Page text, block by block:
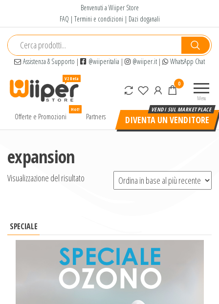
contenuto
Benvenuti a Wiiper Store
FAQ | Termini e condizioni | Dazi doganali
Assistenza & Supporto | @wiiperitalia | @wiiper.it| WhatsApp Chat
alta
Menu
0
Offerte e Promozioni
Hot!
Partners DIVENTA UN VENDITORE
expansion
Visualizzazione del risultato
SPECIALE